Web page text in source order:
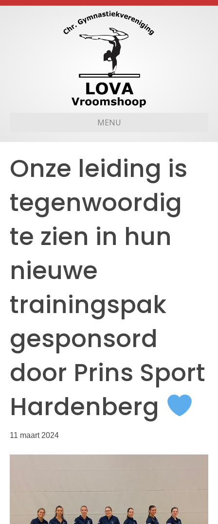
MENU
Onze leiding is
tegenwoordig
te zien in hun
nieuwe
trainingspak
gesponsord
door Prins Sport
Hardenberg
11 maart 2024